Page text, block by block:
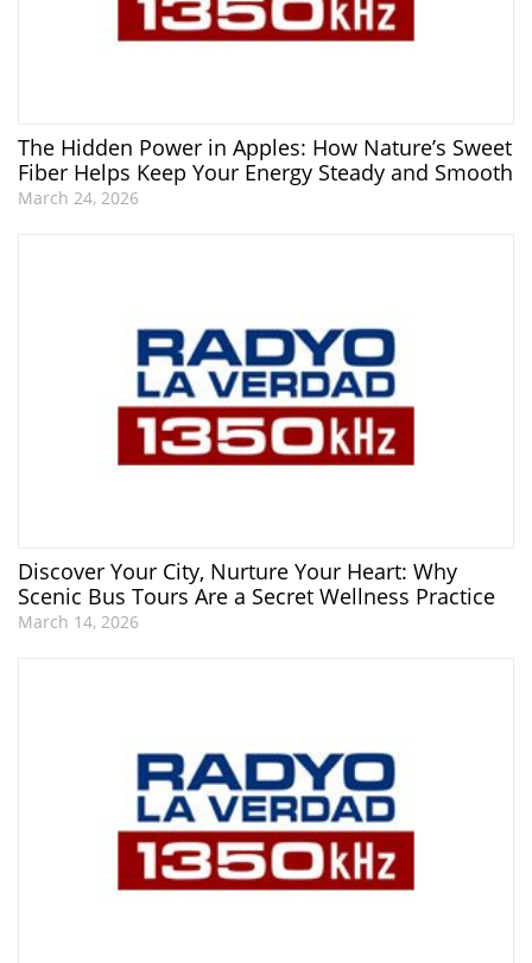
The Hidden Power in Apples: How Nature’s Sweet
Fiber Helps Keep Your Energy Steady and Smooth
March 24, 2026
Discover Your City, Nurture Your Heart: Why
Scenic Bus Tours Are a Secret Wellness Practice
March 14, 2026